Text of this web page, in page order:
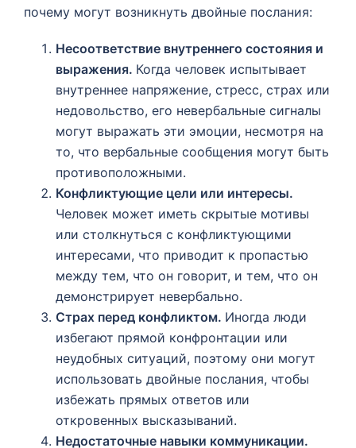
почему могут возникнуть двойные послания:
Несоответствие внутреннего состояния и
выражения. Когда человек испытывает
внутреннее напряжение, стресс, страх или
недовольство, его невербальные сигналы
могут выражать эти эмоции, несмотря на
то, что вербальные сообщения могут быть
противоположными.
Конфликтующие цели или интересы.
Человек может иметь скрытые мотивы
или столкнуться с конфликтующими
интересами, что приводит к пропастью
между тем, что он говорит, и тем, что он
демонстрирует невербально.
Страх перед конфликтом. Иногда люди
избегают прямой конфронтации или
неудобных ситуаций, поэтому они могут
использовать двойные послания, чтобы
избежать прямых ответов или
откровенных высказываний.
Недостаточные навыки коммуникации.